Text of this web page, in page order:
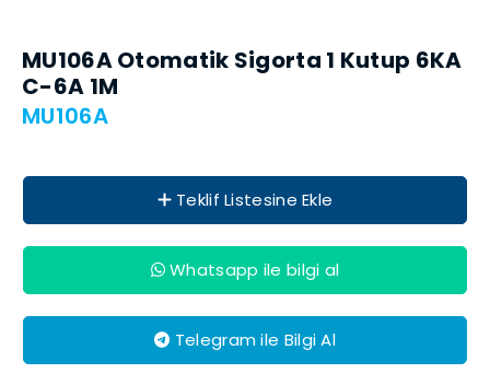
MU106A Otomatik Sigorta 1 Kutup 6KA
C-6A 1M
MU106A
Teklif Listesine Ekle
Whatsapp ile bilgi al
Telegram ile Bilgi Al